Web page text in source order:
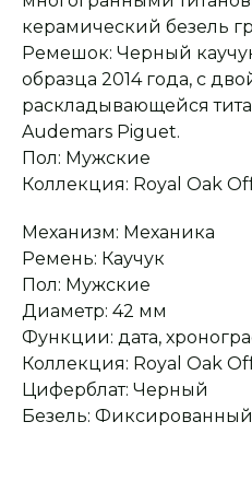
керамический безель
Ремешок: Черный
образца 2014 года, с
раскладывающейся
Audemars Piguet.
Пол: Мужские
Коллекция: Royal Oak
Механизм: Механика
Ремень: Каучук
Пол: Мужские
Диаметр: 42 мм
Функции: дата,
Коллекция: Royal Oak
Циферблат: Черный
Безель: Фиксированный
после примерки и
осмотра товара
и
Сервисное
обслуживание
На все товары
распространяется
гарантийные
обязательства